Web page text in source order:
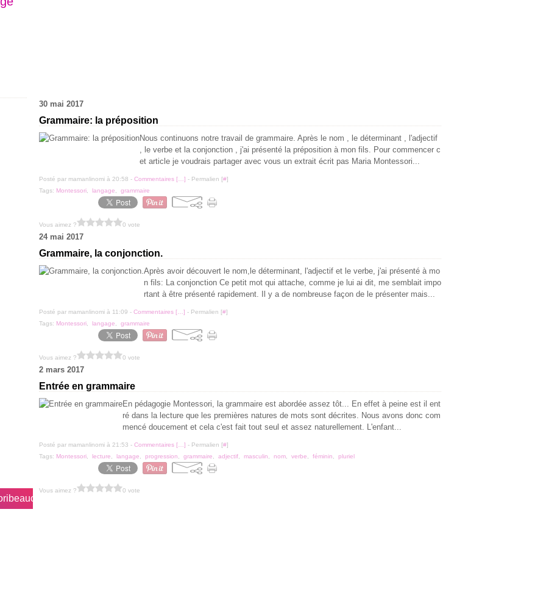
30 mai 2017
Grammaire: la préposition
Nous continuons notre travail de grammaire. Après le nom , le déterminant , l'adjectif
, le verbe et la conjonction , j'ai présenté la préposition à mon fils. Pour commencer c
et article je voudrais partager avec vous un extrait écrit pas Maria Montessori...
Posté par mamanlinomi à 20:58 - Commentaires [ ] - Permalien [#]
Tags: Montessori langage grammaire
Vous aimez ? 0 vote
24 mai 2017
Grammaire, la conjonction.
Après avoir découvert le nom,le déterminant, l'adjectif et le verbe, j'ai présenté à mo
n fils: La conjonction Ce petit mot qui attache, comme je lui ai dit, me semblait impo
rtant à être présenté rapidement. Il y a de nombreuse façon de le présenter mais...
Posté par mamanlinomi à 11:09 - Commentaires [ ] - Permalien [#]
Tags: Montessori langage grammaire
Vous aimez ? 0 vote
2 mars 2017
Entrée en grammaire
En pédagogie Montessori, la grammaire est abordée assez tôt... En effet à peine est il ent
ré dans la lecture que les premières natures de mots sont décrites. Nous avons donc com
mencé doucement et cela c'est fait tout seul et assez naturellement. L'enfant...
Posté par mamanlinomi à 21:53 - Commentaires [ ] - Permalien [#]
Tags: Montessori lecture langage progression grammaire adjectif masculin nom verbe féminin pluriel
Vous aimez ? 0 vote